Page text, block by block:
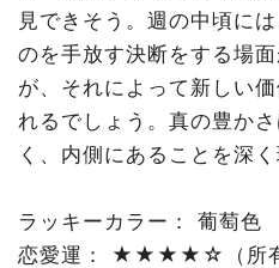
見できそう。週の中頃に
のを手放す決断をする場
が、それによって新しい
れるでしょう。真の豊か
く、内側にあることを深
ラッキーカラー： 葡萄色
恋愛運： ★★★★☆（所有